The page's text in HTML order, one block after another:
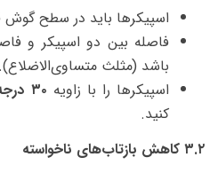
اسپیکرها باید در سطح گوش
فاصله بین دو اسپیکر و
باشد (مثلث متساوی‌الاضلاع).
اسپیکرها را با زاویه ۳۰ درجه
کنید.
۳.۲ کاهش بازتاب‌های ناخواسته